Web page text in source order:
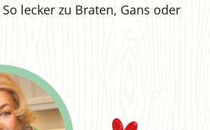
lecker zu Braten, Gans oder